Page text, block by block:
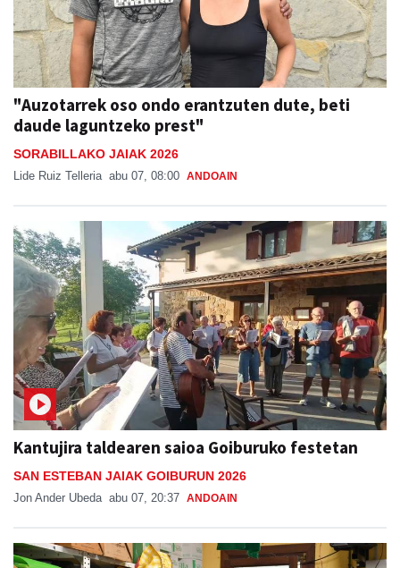
"Auzotarrek oso ondo erantzuten dute, beti
daude laguntzeko prest"
SORABILLAKO JAIAK 2026
Lide Ruiz Telleria abu 07, 08:00 ANDOAIN
Kantujira taldearen saioa Goiburuko festetan
SAN ESTEBAN JAIAK GOIBURUN 2026
Jon Ander Ubeda abu 07, 20:37 ANDOAIN